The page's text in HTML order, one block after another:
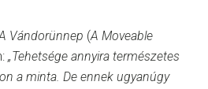
Vándorünnep (A Moveable
„Tehetsége annyira természetes
a minta. De ennek ugyanúgy